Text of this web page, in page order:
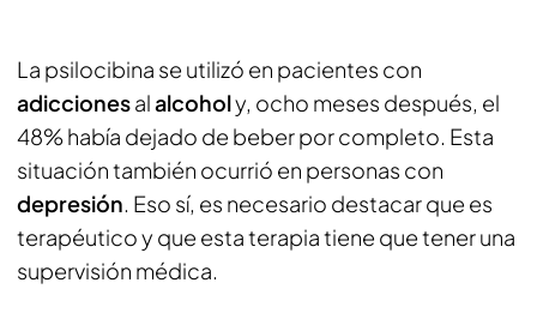
La psilocibina se utilizó en pacientes con
adiccionesalalcoholy, ocho meses después, el
48% había dejado de beber por completo. Esta
situación también ocurrió en personas con
depresión. Eso sí, es necesario destacar que es
terapéutico y que esta terapia tiene que tener una
supervisión médica.